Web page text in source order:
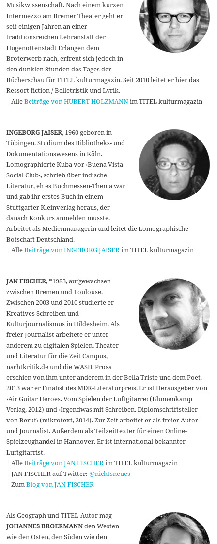
Musikwissenschaft. Nach einem kurzen
Intermezzo am Bremer Theater geht er
seit einigen Jahren an einer
traditionsreichen Lehranstalt der
Hugenottenstadt Erlangen dem
Broterwerb nach, erfreut sich jedoch in
den dunklen Stunden des Tages der
Bücherschau für TITEL kulturmagazin. Seit 2010 leitet er hier das
Ressort fiction / Belletristik und Lyrik.
| AlleBeiträge von HUBERT HOLZMANNim TITEL kulturmagazin
INGEBORG JAISER, 1960 geboren in
Tübingen. Studium des Bibliotheks- und
Dokumentationswesens in Köln.
Lomographierte Kuba vor ›Buena Vista
Social Club‹, schrieb über indische
Literatur, eh es Buchmessen-Thema war
und gab ihr erstes Buch in einem
Stuttgarter Kleinverlag heraus, der
danach Konkurs anmelden musste.
Arbeitet als Medienmanagerin und leitet die Lomographische
Botschaft Deutschland.
| AlleBeiträge von INGEBORG JAISERim TITEL kulturmagazin
JAN FISCHER, *1983, aufgewachsen
zwischen Bremen und Toulouse.
Zwischen 2003 und 2010 studierte er
Kreatives Schreiben und
Kulturjournalismus in Hildesheim. Als
freier Journalist arbeitete er unter
anderem zu digitalen Spielen, Theater
und Literatur für die Zeit Campus,
nachtkritik.de und die WASD. Prosa
erschien von ihm unter anderem in der Bella Triste und dem Poet.
2013 war er Finalist des MDR-Literaturpreis. Er ist Herausgeber von
›Air Guitar Heroes. Vom Spielen der Luftgitarre‹ (Blumenkamp
Verlag, 2012) und ›Irgendwas mit Schreiben. Diplomschriftsteller
von Beruf‹ (mikrotext, 2014). Zur Zeit arbeitet er als freier Autor
und Journalist. Außerdem als Teilzeittexter für einen Online-
Spielzeughandel in Hannover. Er ist international bekannter
Luftgitarrist.
| AlleBeiträge von JAN FISCHERim TITEL kulturmagazin
| JAN FISCHER auf Twitter:@nichtsneues
| ZumBlog von JAN FISCHER
Als Geograph und TITEL-Autor mag
JOHANNES BROERMANNden Westen
wie den Osten, den Süden wie den